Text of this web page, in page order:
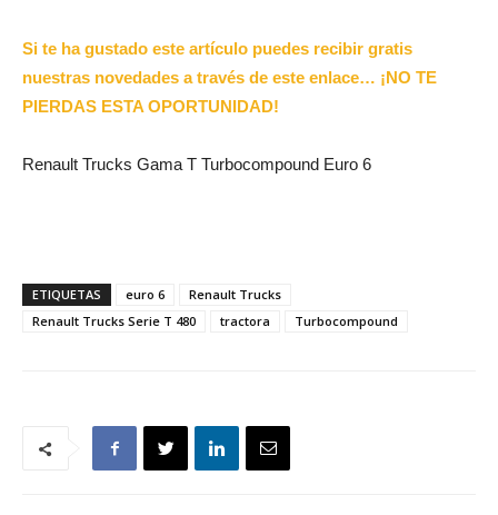
Si te ha gustado este artículo puedes recibir gratis
nuestras novedades a través de este enlace… ¡NO TE
PIERDAS ESTA OPORTUNIDAD!
Renault Trucks Gama T Turbocompound Euro 6
ETIQUETAS euro 6
Renault Trucks
Renault Trucks Serie T 480
tractora Turbocompound